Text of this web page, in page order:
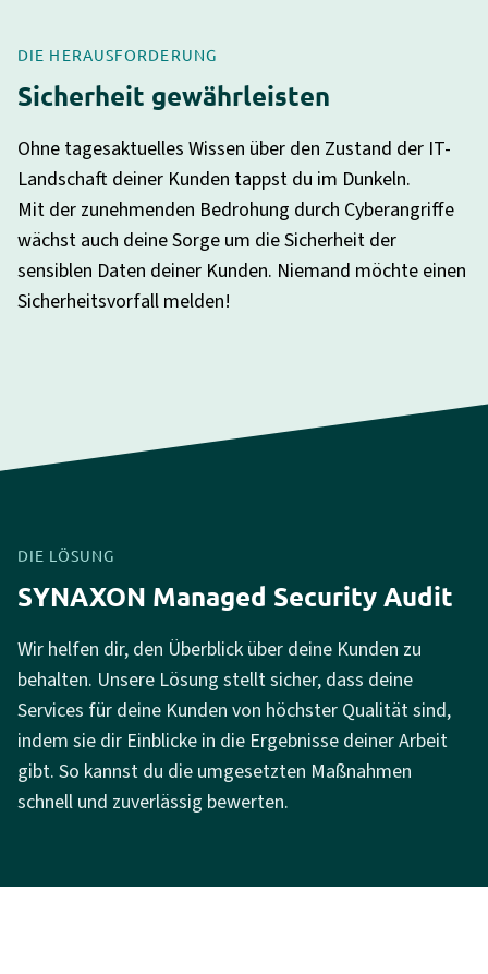
DIE HERAUSFORDERUNG
Sicherheit gewährleisten
Ohne tagesaktuelles Wissen über den Zustand der IT-
Landschaft deiner Kunden tappst du im Dunkeln.
Mit der zunehmenden Bedrohung durch Cyberangriffe
wächst auch deine Sorge um die Sicherheit der
sensiblen Daten deiner Kunden. Niemand möchte einen
Sicherheitsvorfall melden!
DIE LÖSUNG
SYNAXON Managed Security Audit
Wir helfen dir, den Überblick über deine Kunden zu
behalten. Unsere Lösung stellt sicher, dass deine
Services für deine Kunden von höchster Qualität sind,
indem sie dir Einblicke in die Ergebnisse deiner Arbeit
gibt. So kannst du die umgesetzten Maßnahmen
schnell und zuverlässig bewerten.